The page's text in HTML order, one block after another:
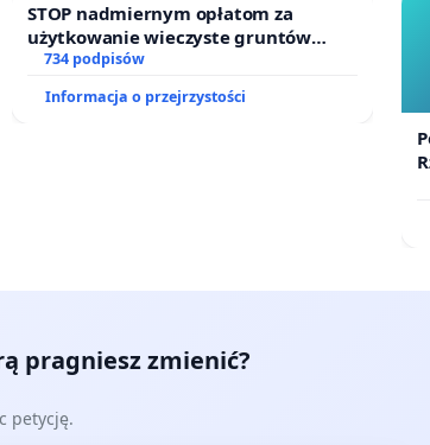
STOP nadmiernym opłatom za
użytkowanie wieczyste gruntów
zajmowanych przez rodzinne ogrody
działkowe.
734 podpisów
Informacja o przejrzystości
pragniesz zmienić?
petycję.